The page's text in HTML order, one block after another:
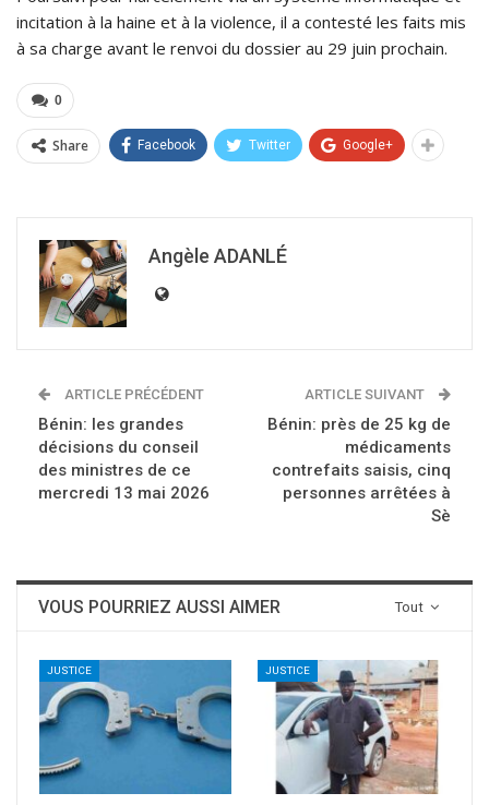
incitation à la haine et à la violence, il a contesté les faits mis
à sa charge avant le renvoi du dossier au 29 juin prochain.
0
Share Facebook Twitter Google+
Angèle ADANLÉ
ARTICLE PRÉCÉDENT
Bénin: les grandes
décisions du conseil
des ministres de ce
mercredi 13 mai 2026
ARTICLE SUIVANT
Bénin: près de 25 kg de
médicaments
contrefaits saisis, cinq
personnes arrêtées à
Sè
Tout
VOUS POURRIEZ AUSSI AIMER
JUSTICE JUSTICE